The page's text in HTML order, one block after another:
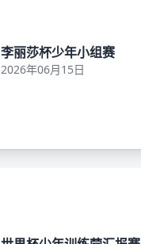
李丽莎杯少年小组赛
2026年06月15日